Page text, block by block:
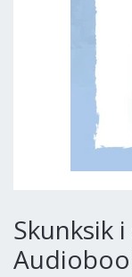
Skunksik